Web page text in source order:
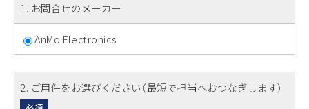
1. お問合せのメーカー
AnMo Electronics
2. ご用件をお選びください（最短で担当へおつなぎします）